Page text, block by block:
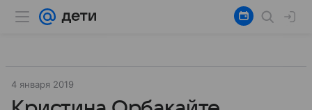
4 января 2019